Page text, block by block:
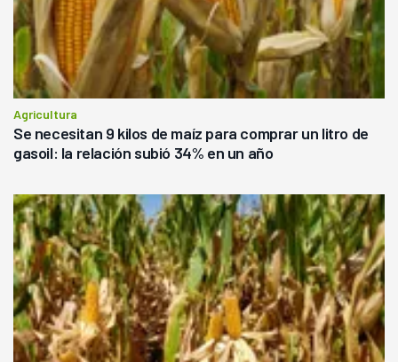
Agricultura
Se necesitan 9 kilos de maíz para comprar un litro de
gasoil: la relación subió 34% en un año